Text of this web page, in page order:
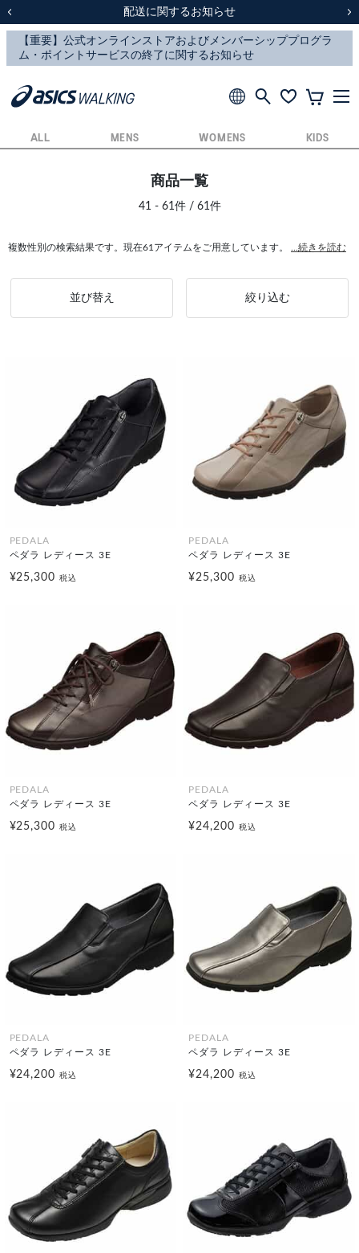
スクスク（SUKU2）価格改定のお知らせ
配送に関するお知らせ
スクスク（SUKU2）価格改定のお知らせ
配送に関するお知らせ
ALL MENS WOMENS KIDS
商品一覧
41 - 61件 / 61件
複数性別の検索結果です。現在61アイテムをご用意しています。 ...続きを読む
並び替え 絞り込む
PEDALA
ペダラ レディース 3E
¥25,300税込
PEDALA
ペダラ レディース 3E
¥25,300 税込
PEDALA
ペダラ レディース 3E
¥25,300税込
PEDALA
ペダラ レディース 3E
¥24,200 税込
PEDALA
ペダラ レディース 3E
¥24,200税込
PEDALA
ペダラ レディース 3E
¥24,200 税込